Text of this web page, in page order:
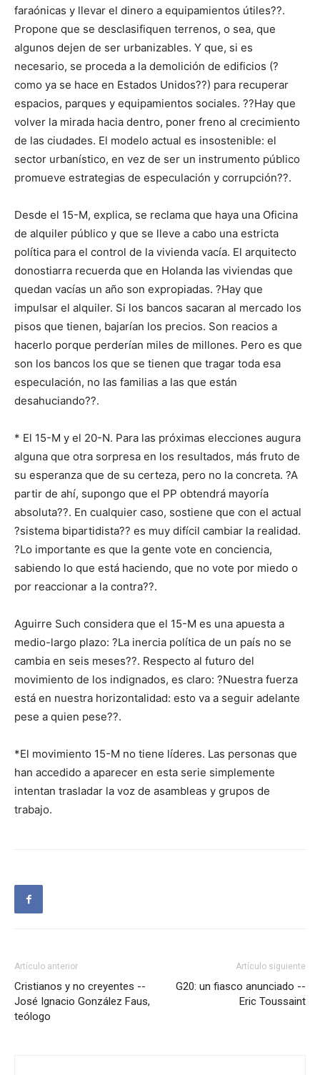
faraónicas y llevar el dinero a equipamientos útiles??.
Propone que se desclasifiquen terrenos, o sea, que
algunos dejen de ser urbanizables. Y que, si es
necesario, se proceda a la demolición de edificios (?
como ya se hace en Estados Unidos??) para recuperar
espacios, parques y equipamientos sociales. ??Hay que
volver la mirada hacia dentro, poner freno al crecimiento
de las ciudades. El modelo actual es insostenible: el
sector urbanístico, en vez de ser un instrumento público
promueve estrategias de especulación y corrupción??.
Desde el 15-M, explica, se reclama que haya una Oficina
de alquiler público y que se lleve a cabo una estricta
política para el control de la vivienda vacía. El arquitecto
donostiarra recuerda que en Holanda las viviendas que
quedan vacías un año son expropiadas. ?Hay que
impulsar el alquiler. Si los bancos sacaran al mercado los
pisos que tienen, bajarían los precios. Son reacios a
hacerlo porque perderían miles de millones. Pero es que
son los bancos los que se tienen que tragar toda esa
especulación, no las familias a las que están
desahuciando??.
* El 15-M y el 20-N. Para las próximas elecciones augura
alguna que otra sorpresa en los resultados, más fruto de
su esperanza que de su certeza, pero no la concreta. ?A
partir de ahí, supongo que el PP obtendrá mayoría
absoluta??. En cualquier caso, sostiene que con el actual
?sistema bipartidista?? es muy difícil cambiar la realidad.
?Lo importante es que la gente vote en conciencia,
sabiendo lo que está haciendo, que no vote por miedo o
por reaccionar a la contra??.
Aguirre Such considera que el 15-M es una apuesta a
medio-largo plazo: ?La inercia política de un país no se
cambia en seis meses??. Respecto al futuro del
movimiento de los indignados, es claro: ?Nuestra fuerza
está en nuestra horizontalidad: esto va a seguir adelante
pese a quien pese??.
*El movimiento 15-M no tiene líderes. Las personas que
han accedido a aparecer en esta serie simplemente
intentan trasladar la voz de asambleas y grupos de
trabajo.
Artículo anterior
Cristianos y no creyentes --
José Ignacio González Faus,
teólogo
Artículo siguiente
G20: un fiasco anunciado --
Eric Toussaint